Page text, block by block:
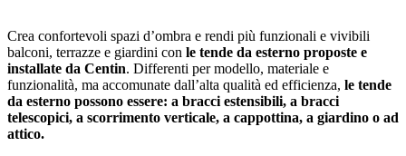
Crea confortevoli spazi d’ombra e rendi più funzionali e vivibili
balconi, terrazze e giardini con le tende da esterno proposte e
installate da Centin. Differenti per modello, materiale e
funzionalità, ma accomunate dall’alta qualità ed efficienza, le tende
da esterno possono essere: a bracci estensibili, a bracci
telescopici, a scorrimento verticale, a cappottina, a giardino o ad
attico.